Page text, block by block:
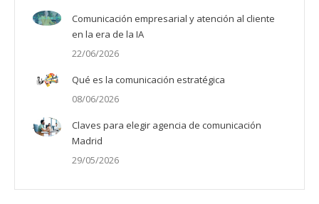
Comunicación empresarial y atención al cliente
en la era de la IA
22/06/2026
Qué es la comunicación estratégica
08/06/2026
Claves para elegir agencia de comunicación
Madrid
29/05/2026